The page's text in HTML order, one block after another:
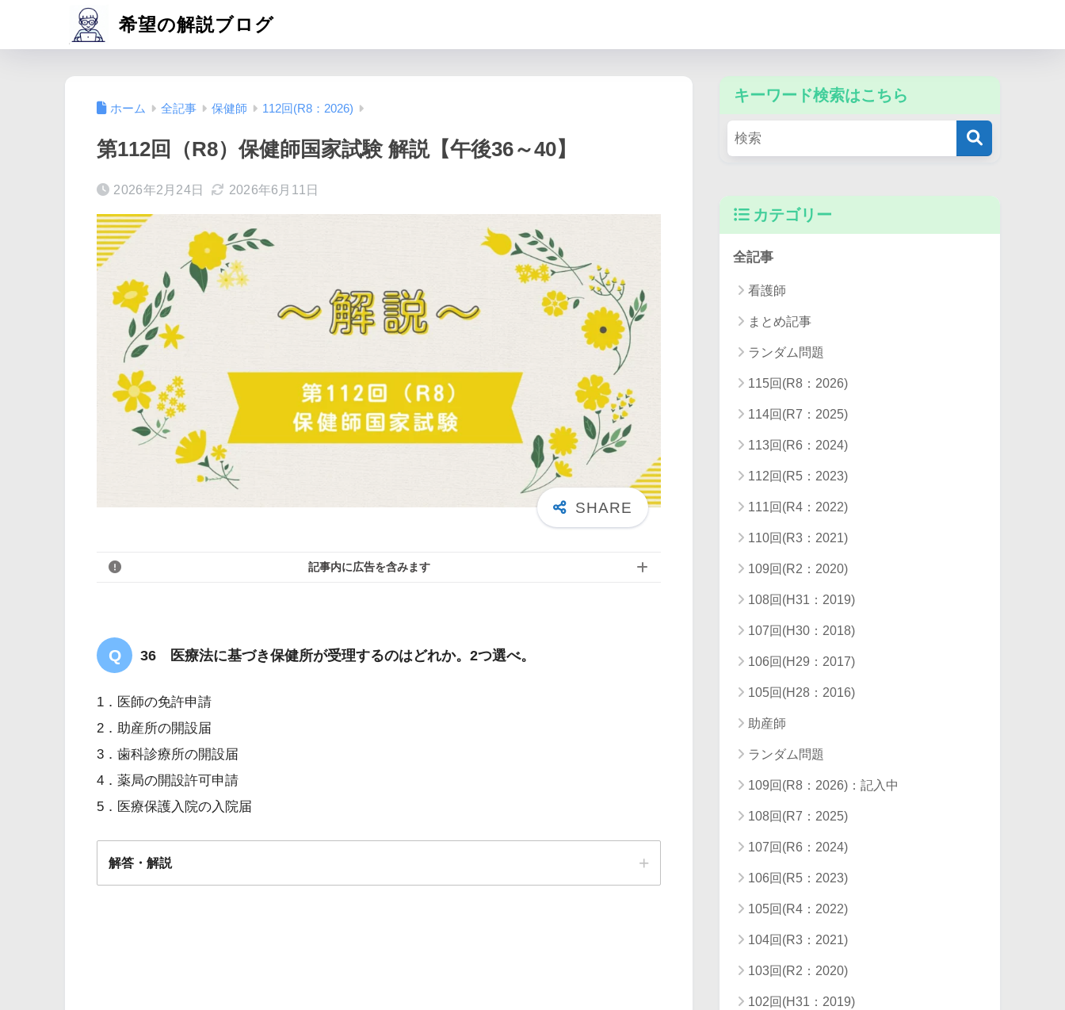
希望の解説ブログ
ホーム 全記事 保健師 112回(R8：2026)
第112回（R8）保健師国家試験 解説【午後36～40】
2026年2月24日 2026年6月11日
記事内に広告を含みます
36 医療法に基づき保健所が受理するのはどれか。2つ選べ。
1．医師の免許申請
2．助産所の開設届
3．歯科診療所の開設届
4．薬局の開設許可申請
5．医療保護入院の入院届
解答・解説
キーワード検索はこちら
カテゴリー
全記事
看護師
まとめ記事
ランダム問題
115回(R8：2026)
114回(R7：2025)
113回(R6：2024)
112回(R5：2023)
111回(R4：2022)
110回(R3：2021)
109回(R2：2020)
108回(H31：2019)
107回(H30：2018)
106回(H29：2017)
105回(H28：2016)
助産師
ランダム問題
109回(R8：2026)：記入中
108回(R7：2025)
107回(R6：2024)
106回(R5：2023)
105回(R4：2022)
104回(R3：2021)
103回(R2：2020)
102回(H31：2019)